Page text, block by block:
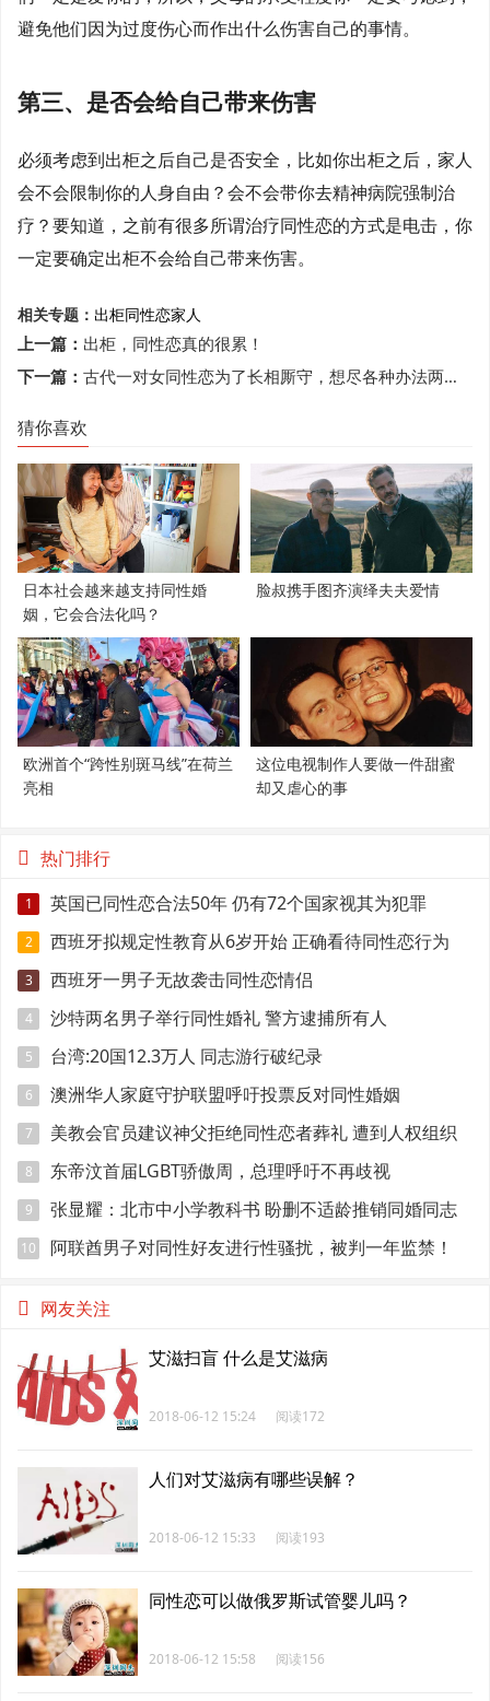
避免他们因为过度伤心而作出什么伤害自己的事情。
第三、是否会给自己带来伤害
必须考虑到出柜之后自己是否安全，比如你出柜之后，家人
会不会限制你的人身自由？会不会带你去精神病院强制治
疗？要知道，之前有很多所谓治疗同性恋的方式是电击，你
一定要确定出柜不会给自己带来伤害。
相关专题： 出柜同性恋家人
上一篇： 出柜，同性恋真的很累！
下一篇： 古代一对女同性恋为了长相厮守，想尽各种办法两女共侍一夫
猜你喜欢
日本社会越来越支持同性婚
姻，它会合法化吗？
脸叔携手图齐演绎夫夫爱情
欧洲首个“跨性别斑马线”在荷兰
亮相
这位电视制作人要做一件甜蜜
却又虐心的事
热门排行
1 英国已同性恋合法50年 仍有72个国家视其为犯罪
2 西班牙拟规定性教育从6岁开始 正确看待同性恋行为
3 西班牙一男子无故袭击同性恋情侣
4 沙特两名男子举行同性婚礼 警方逮捕所有人
5 台湾:20国12.3万人 同志游行破纪录
6 澳洲华人家庭守护联盟呼吁投票反对同性婚姻
7
美教会官员建议神父拒绝同性恋者葬礼 遭到人权组织
谴责
8 东帝汶首届LGBT骄傲周，总理呼吁不再歧视
9
张显耀：北市中小学教科书 盼删不适龄推销同婚同志
内容
10 阿联酋男子对同性好友进行性骚扰，被判一年监禁！
网友关注
艾滋扫盲 什么是艾滋病
2018-06-12 15:24 阅读172
人们对艾滋病有哪些误解？
2018-06-12 15:33 阅读193
同性恋可以做俄罗斯试管婴儿吗？
2018-06-12 15:58 阅读156